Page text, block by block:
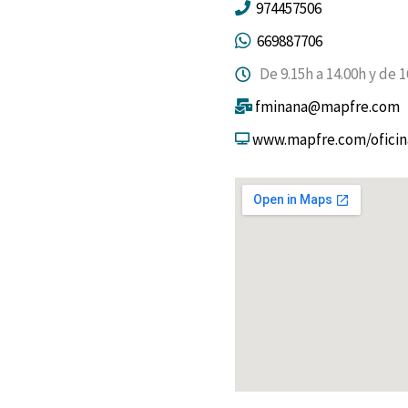
974457506
669887706
De 9.15h a 14.00h y de
fminana@mapfre.com
www.mapfre.com/